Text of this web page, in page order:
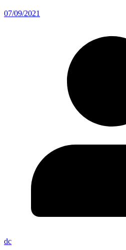
07/09/2021
dc